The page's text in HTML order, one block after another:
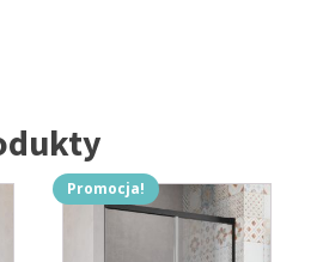
Promocja!